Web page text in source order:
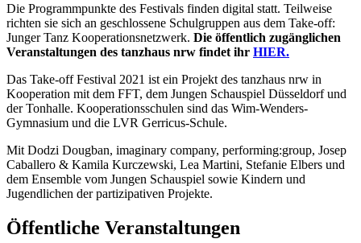
Die Programmpunkte des Festivals finden digital statt. Teilweise
richten sie sich an geschlossene Schulgruppen aus dem Take-off:
Junger Tanz Kooperationsnetzwerk. Die öffentlich zugänglichen
Veranstaltungen des tanzhaus nrw findet ihr HIER.
Das Take-off Festival 2021 ist ein Projekt des tanzhaus nrw in
Kooperation mit dem FFT, dem Jungen Schauspiel Düsseldorf und
der Tonhalle. Kooperationsschulen sind das Wim-Wenders-
Gymnasium und die LVR Gerricus-Schule.
Mit Dodzi Dougban, imaginary company, performing:group, Josep
Caballero & Kamila Kurczewski, Lea Martini, Stefanie Elbers und
dem Ensemble vom Jungen Schauspiel sowie Kindern und
Jugendlichen der partizipativen Projekte.
Öffentliche Veranstaltungen